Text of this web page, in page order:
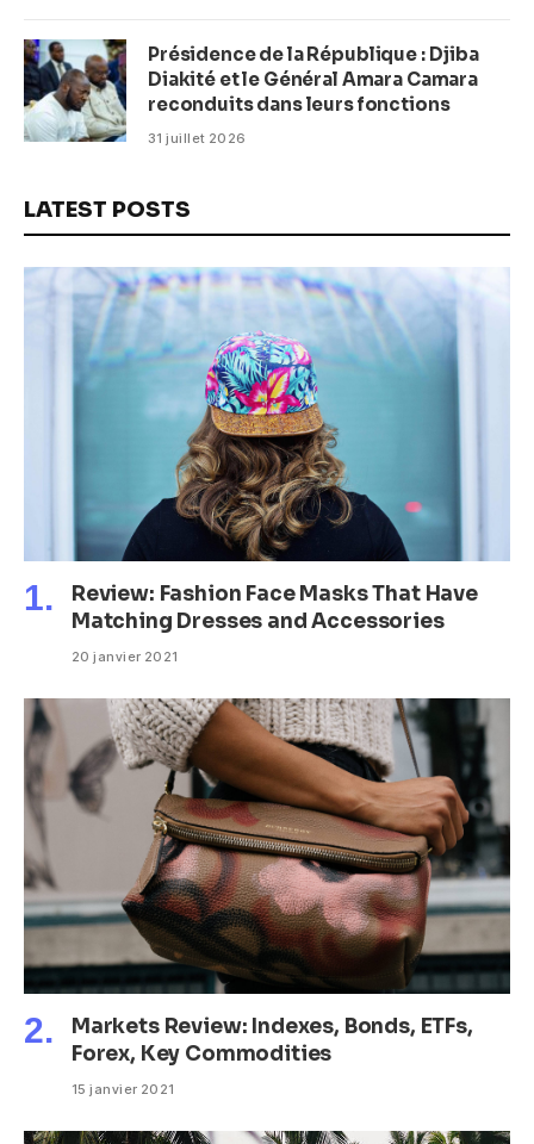
Présidence de la République : Djiba
Diakité et le Général Amara Camara
reconduits dans leurs fonctions
31 juillet 2026
LATEST POSTS
Review: Fashion Face Masks That Have
Matching Dresses and Accessories
20 janvier 2021
Markets Review: Indexes, Bonds, ETFs,
Forex, Key Commodities
15 janvier 2021